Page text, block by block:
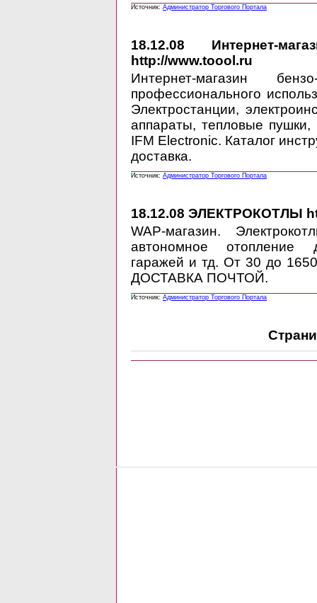
Источник: Администратор Торгового Портала
18.12.08 Интернет-
http://www.toool.ru
Интернет-магазин
профессионального
Электростанции,
аппараты, тепловые
IFM Electronic. Каталог
доставка.
Источник: Администратор Торгового Портала
18.12.08 ЭЛЕКТРОКОТЛЫ
WAP-магазин.
автономное отопление
гаражей и тд. От 30 до
ДОСТАВКА ПОЧТОЙ.
Источник: Администратор Торгового Портала